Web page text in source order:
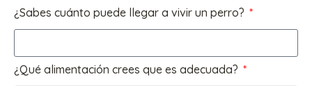
¿Sabes cuánto puede llegar a vivir un perro?
¿Qué alimentación crees que es adecuada?